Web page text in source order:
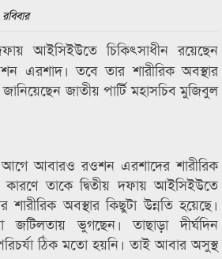
আইসিইউতে চিকিৎসাধীন রয়েছেন
এরশাদ। তবে তার শারীরিক অবস্থার
জাতীয় পার্টি মহাসচিব মুজিবুল
আগে আবারও রওশন এরশাদের শারীরিক
তাকে দ্বিতীয় দফায় আইসিইউতে
শারীরিক অবস্থার কিছুটা উন্নতি হয়েছে।
জটিলতায় ভুগছেন। তাছাড়া দীর্ঘদিন
ঠিক মতো হয়নি। তাই আবার অসুস্থ